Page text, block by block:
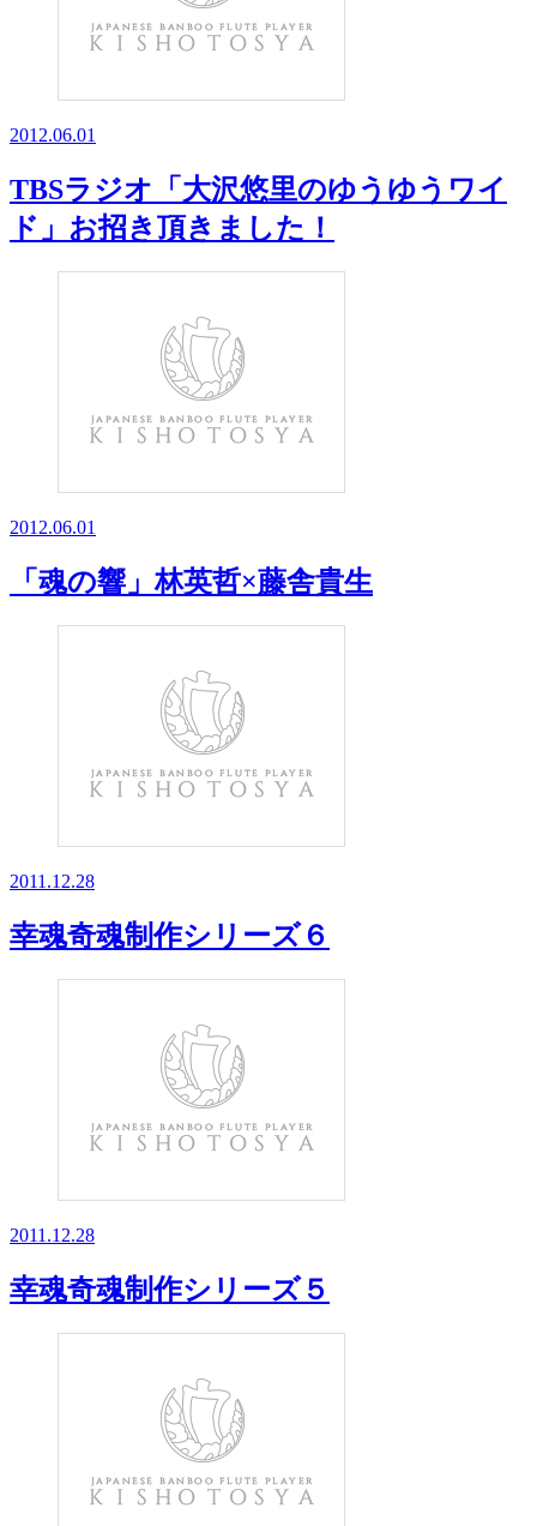
2012.06.01
TBSラジオ「大沢悠里のゆうゆうワイ
ド」お招き頂きました！
2012.06.01
「魂の響」林英哲×藤舎貴生
2011.12.28
幸魂奇魂制作シリーズ６
2011.12.28
幸魂奇魂制作シリーズ５